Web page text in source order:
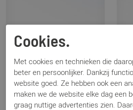
Cookies.
Met cookies en technieken die
beter en persoonlijker. Dankzij
website goed. Ze hebben ook een
maken we de website elke dag een
graag nuttige advertenties zien.